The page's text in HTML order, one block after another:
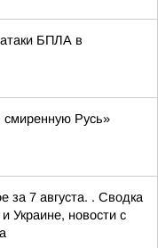
БПЛА в
смиренную Русь»
за 7 августа. . Сводка
Украине, новости с